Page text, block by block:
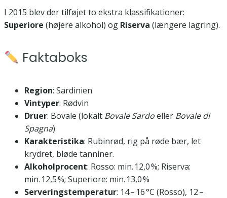
I 2015 blev der tilføjet to ekstra klassifikationer:
Superiore (højere alkohol) og Riserva (længere lagring).
Faktaboks
Region: Sardinien
Vintyper: Rødvin
Druer: Bovale (lokalt Bovale Sardoeller Bovale di
Spagna)
Karakteristika: Rubinrød, rig på røde bær, let
krydret, bløde tanniner.
Alkoholprocent: Rosso: min. 12,0 %; Riserva:
min. 12,5 %; Superiore: min. 13,0 %
Serveringstemperatur: 14 – 16 °C (Rosso), 12 –